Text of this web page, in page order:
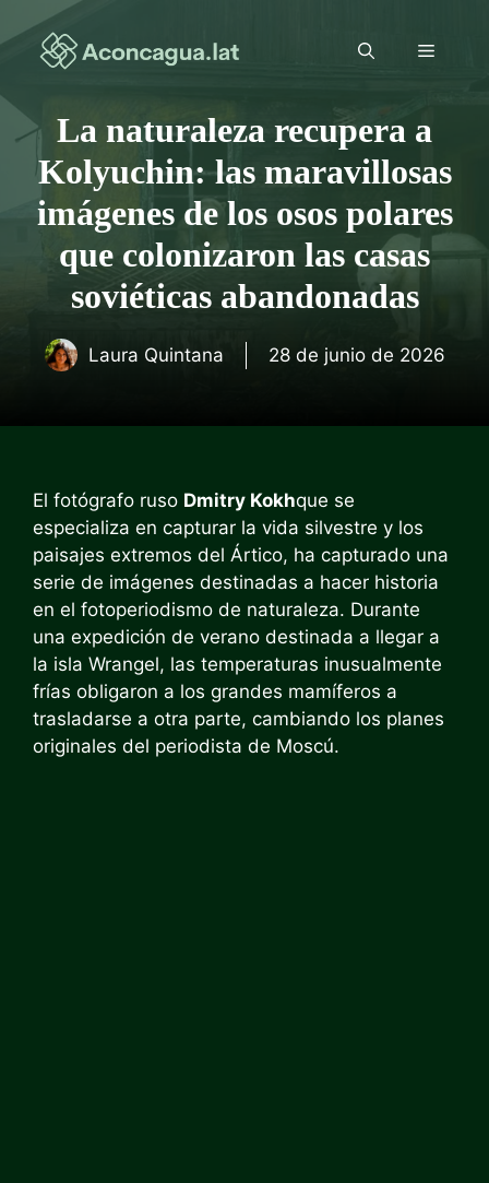
al
contenido
Menú
La naturaleza recupera a
Kolyuchin: las maravillosas
imágenes de los osos polares
que colonizaron las casas
soviéticas abandonadas
Laura Quintana 28 de junio de 2026
El fotógrafo ruso Dmitry Kokhque se
especializa en capturar la vida silvestre y los
paisajes extremos del Ártico, ha capturado una
serie de imágenes destinadas a hacer historia
en el fotoperiodismo de naturaleza. Durante
una expedición de verano destinada a llegar a
la isla Wrangel, las temperaturas inusualmente
frías obligaron a los grandes mamíferos a
trasladarse a otra parte, cambiando los planes
originales del periodista de Moscú.